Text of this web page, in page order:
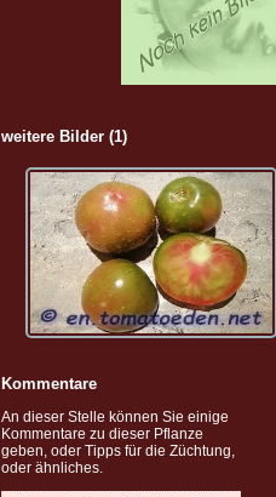
weitere Bilder (1)
Kommentare
An dieser Stelle können Sie einige
Kommentare zu dieser Pflanze
geben, oder Tipps für die Züchtung,
oder ähnliches.